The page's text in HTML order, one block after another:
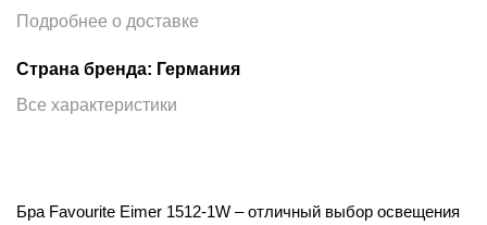
Подробнее о доставке
Страна бренда: Германия
Все характеристики
Бра Favourite Eimer 1512-1W – отличный выбор освещения